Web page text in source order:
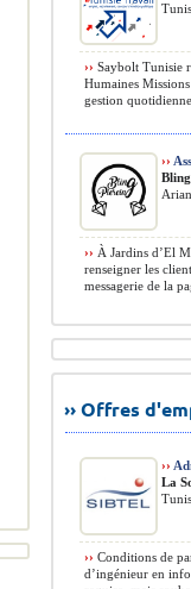
›› Saybolt Tunisie
Humaines
gestion
››
›› À Jardins d’El
renseigner les
messagerie de la
›› Offres
››
La
›› Conditions de
d’ingénieur en